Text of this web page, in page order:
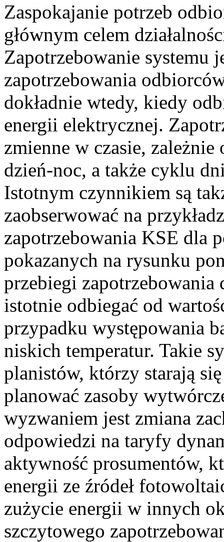
Zaspokajanie potrzeb
głównym celem
Zapotrzebowanie systemu
zapotrzebowania
dokładnie wtedy, kiedy
energii elektrycznej.
zmienne w czasie,
dzień-noc, a także cyklu
Istotnym czynnikiem są
zaobserwować na
zapotrzebowania KSE dla
pokazanych na rysunku
przebiegi
istotnie odbiegać od
przypadku występowania
niskich temperatur. Takie
planistów, którzy starają
planować zasoby
wyzwaniem jest zmiana
odpowiedzi na taryfy
aktywność prosumentów,
energii ze źródeł
zużycie energii w innych
szczytowego